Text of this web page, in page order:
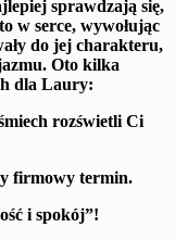
sprawdzają się,
w serce, wywołując
do jej charakteru,
Oto kilka
dla Laury:
rozświetli Ci
firmowy termin.
i spokój”!